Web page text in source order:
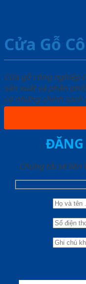
Cửa Gỗ
Cửa gỗ công nghiệp
sản xuất và phân
có những chính sách
Chúng tôi sẽ